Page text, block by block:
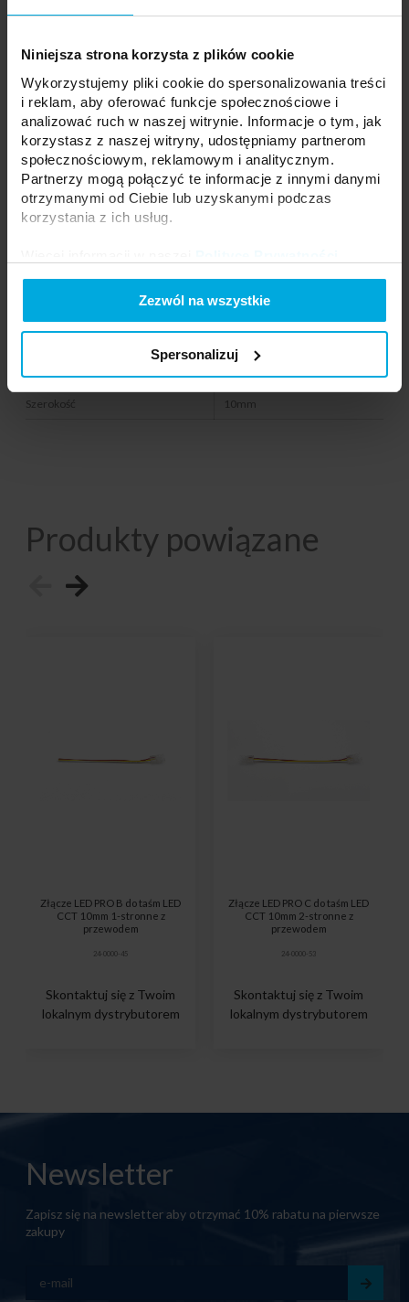
Niniejsza strona korzysta z plików cookie
Wykorzystujemy pliki cookie do spersonalizowania treści
i reklam, aby oferować funkcje społecznościowe i
analizować ruch w naszej witrynie. Informacje o tym, jak
korzystasz z naszej witryny, udostępniamy partnerom
społecznościowym, reklamowym i analitycznym.
Partnerzy mogą połączyć te informacje z innymi danymi
otrzymanymi od Ciebie lub uzyskanymi podczas
korzystania z ich usług.
Zezwól na wszystkie
Spersonalizuj
Seria A
Zastosowanie
Maksymalna moc max. 2A
Wymiary 22x14x7mm
Szerokość 10mm
Produkty powiązane
Złącze LED PRO B do taśm LED
CCT 10mm 1-stronne z
przewodem
24-0000-45
Skontaktuj się z Twoim
lokalnym dystrybutorem
Złącze LED PRO C do taśm LED
CCT 10mm 2-stronne z
przewodem
24-0000-53
Skontaktuj się z Twoim
lokalnym dystrybutorem
Newsletter
Zapisz się na newsletter aby otrzymać 10% rabatu na pierwsze
zakupy